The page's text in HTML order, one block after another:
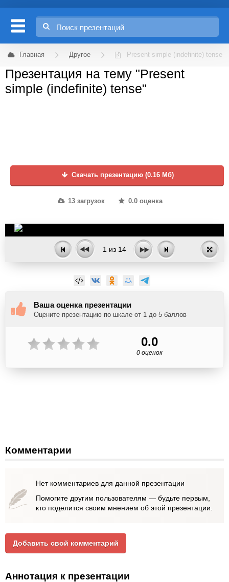
Главная Другое Present simple (indefinite) tense
Презентация на тему "Present
simple (indefinite) tense"
Скачать презентацию (0.16 Мб)
13 загрузок 0.0 оценка
1 из 14
Ваша оценка презентации
Оцените презентацию по шкале от 1 до 5 баллов
0.0
0 оценок
Комментарии
Нет комментариев для данной презентации
Помогите другим пользователям — будьте первым,
кто поделится своим мнением об этой презентации.
Добавить свой комментарий
Аннотация к презентации